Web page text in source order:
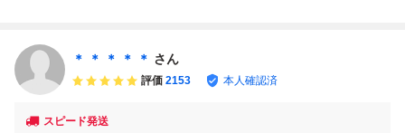
コン ファミリーコ
ンピュータ
クリーニング済み
リーコンピュータ
ファミコン ファミ
リーコンピュータ
＊ ＊ ＊ ＊ ＊ さん
評価 2153 本人確認済
スピード発送